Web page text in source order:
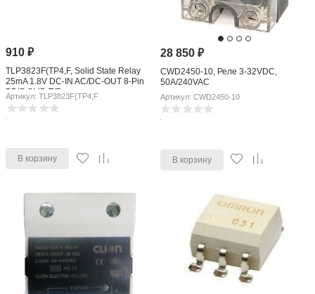
910₽
TLP3823F(TP4,F, Solid State Relay
25mA 1.8V DC-IN AC/DC-OUT 8-Pin
PDIP SMD T/R
Артикул: TLP3823F(TP4,F
В корзину
28 850 ₽
CWD2450-10, Реле 3-32VDC,
50A/240VAC
Артикул: CWD2450-10
В корзину